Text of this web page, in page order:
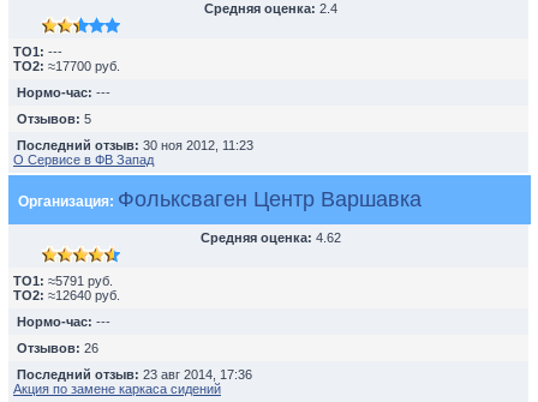
Средняя оценка: 2.4
TO1: ---
TO2: ≈17700 руб.
Нормо-час: ---
Отзывов: 5
Последний отзыв: 30 ноя 2012, 11:23
О Сервисе в ФВ Запад
Организация: Фольксваген Центр Варшавка
Средняя оценка: 4.62
TO1: ≈5791 руб.
TO2: ≈12640 руб.
Нормо-час: ---
Отзывов: 26
Последний отзыв: 23 авг 2014, 17:36
Акция по замене каркаса сидений